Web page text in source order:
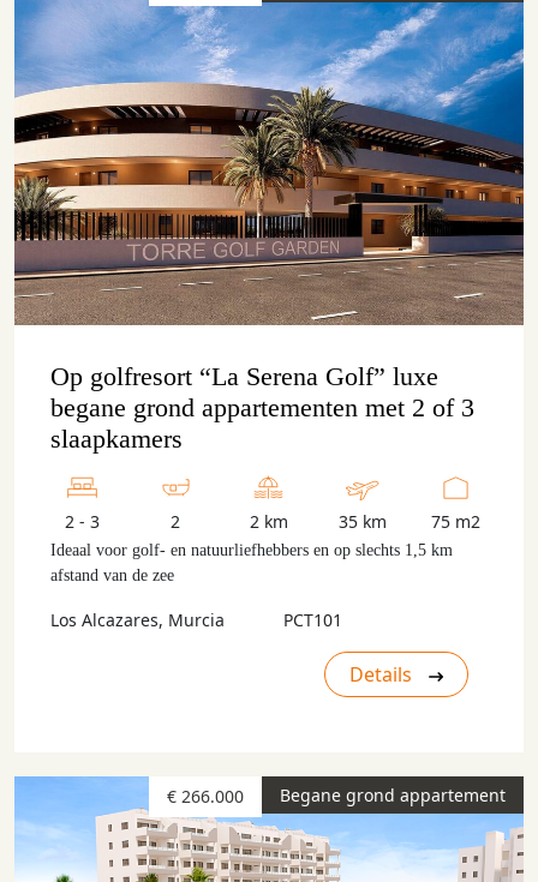
Op golfresort “La Serena Golf” luxe
begane grond appartementen met 2 of 3
slaapkamers
2 - 3 2 2 km 35 km 75 m2
Ideaal voor golf- en natuurliefhebbers en op slechts 1,5 km
afstand van de zee
Los Alcazares, Murcia PCT101
Details
Begane grond appartement
€ 266.000